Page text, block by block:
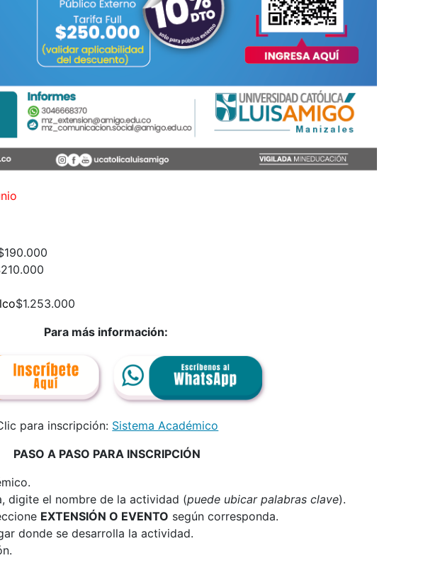
$1.253.000
Para más información:
para inscripción: Sistema Académico
PASO A PASO PARA INSCRIPCIÓN
digite el nombre de la actividad (puede ubicar palabras clave).
EXTENSIÓN O EVENTO según corresponda.
donde se desarrolla la actividad.